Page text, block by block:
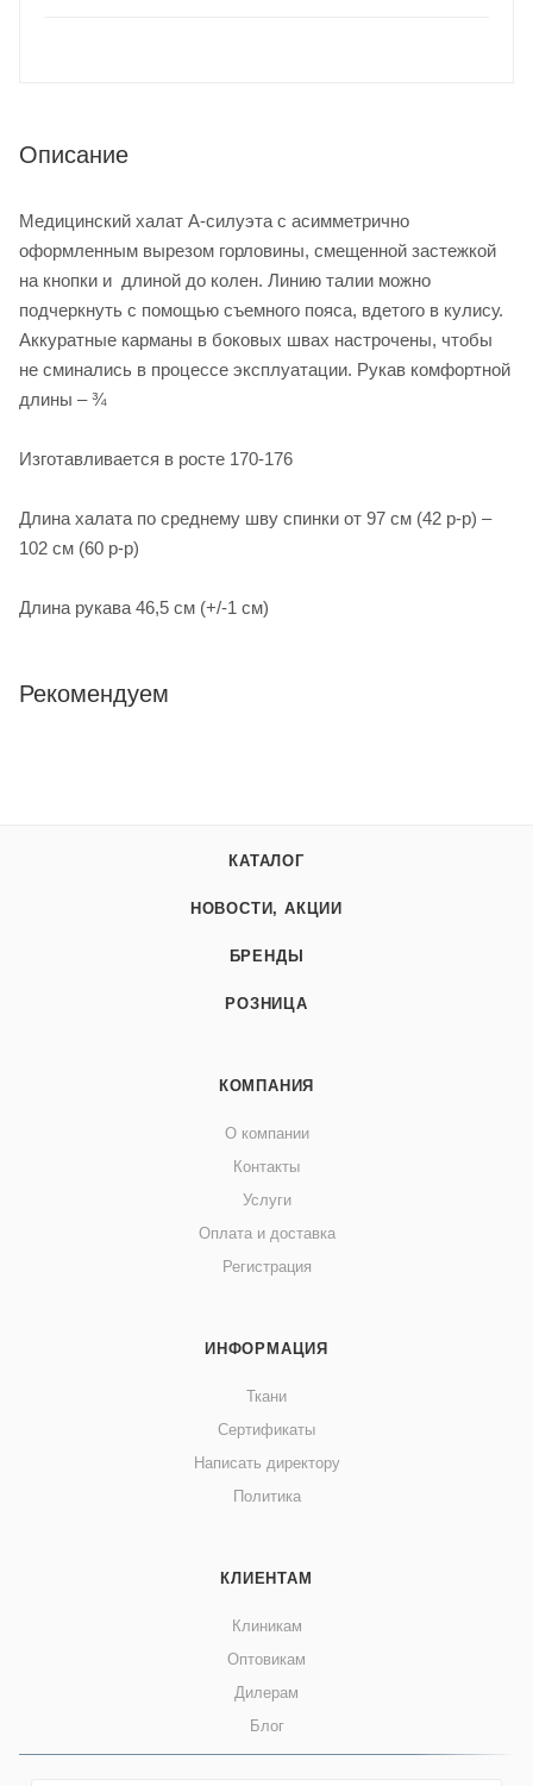
Описание
Медицинский халат А-силуэта с асимметрично
оформленным вырезом горловины, смещенной застежкой
на кнопки и длиной до колен. Линию талии можно
подчеркнуть с помощью съемного пояса, вдетого в кулису.
Аккуратные карманы в боковых швах настрочены, чтобы
не сминались в процессе эксплуатации. Рукав комфортной
длины – ¾
Изготавливается в росте 170-176
Длина халата по среднему шву спинки от 97 см (42 р-р) –
102 см (60 р-р)
Длина рукава 46,5 см (+/-1 см)
Рекомендуем
КАТАЛОГ
НОВОСТИ, АКЦИИ
БРЕНДЫ
РОЗНИЦА
КОМПАНИЯ
О компании
Контакты
Услуги
Оплата и доставка
Регистрация
ИНФОРМАЦИЯ
Ткани
Сертификаты
Написать директору
Политика
КЛИЕНТАМ
Клиникам
Оптовикам
Дилерам
Блог